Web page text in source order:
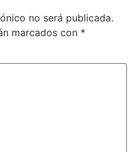
no será publicada.
marcados con *